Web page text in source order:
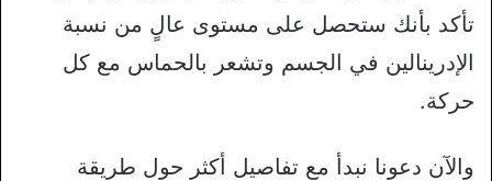
تأكد بأنك ستحصل على مستوى عالٍ من نسبة
الإدرينالين في الجسم وتشعر بالحماس مع كل
حركة.
والآن دعونا نبدأ مع تفاصيل أكثر حول طريقة